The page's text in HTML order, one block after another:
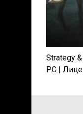
Strategy
PC |